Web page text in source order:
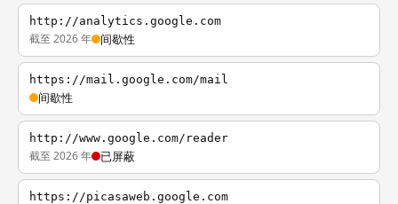
http://analytics.google.com
截至 2026 年 间歇性
https://mail.google.com/mail
间歇性
http://www.google.com/reader
截至 2026 年 已屏蔽
https://picasaweb.google.com